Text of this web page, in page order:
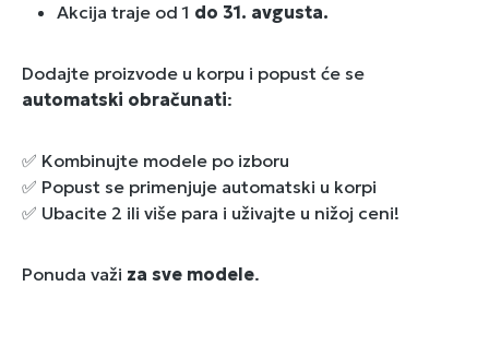
Akcija traje od 1 do 31. avgusta.
Dodajte proizvode u korpu i popust će se
automatski obračunati:
✅ Kombinujte modele po izboru
✅ Popust se primenjuje automatski u korpi
✅ Ubacite 2 ili više para i uživajte u nižoj ceni!
Ponuda važi za sve modele.